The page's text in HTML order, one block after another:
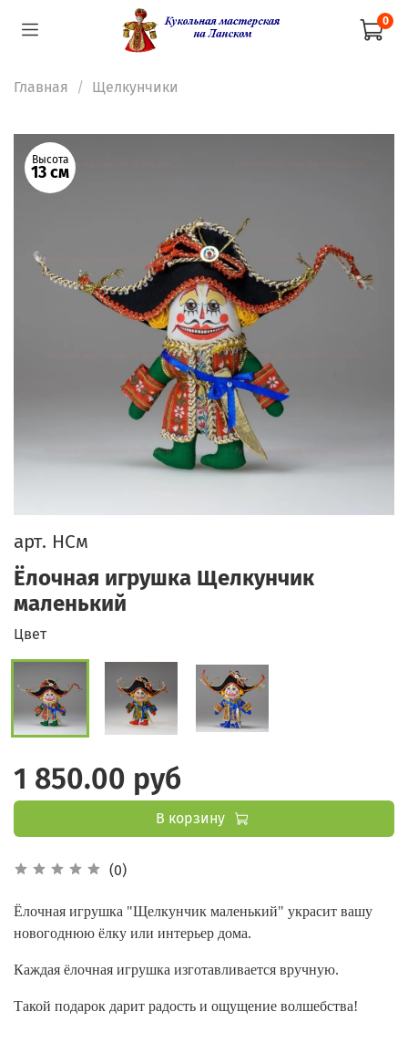
0
Главная Щелкунчики
Высота
13 см
арт. НСм
Ёлочная игрушка Щелкунчик
маленький
(0)
Цвет
1 850.00 руб
В корзину
Ёлочная игрушка "Щелкунчик маленький" украсит вашу
новогоднюю ёлку или интерьер дома.
Каждая ёлочная игрушка изготавливается вручную.
Такой подарок дарит радость и ощущение волшебства!